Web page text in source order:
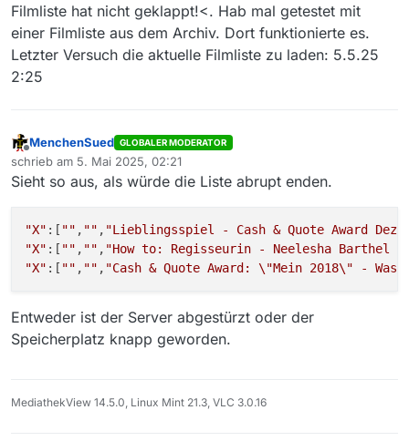
Filmliste hat nicht geklappt!<. Hab mal getestet mit
einer Filmliste aus dem Archiv. Dort funktionierte es.
Letzter Versuch die aktuelle Filmliste zu laden: 5.5.25
2:25
Offline
MenchenSued GLOBALER MODERATOR
schrieb am 5. Mai 2025, 02:21
zuletzt editiert von
Sieht so aus, als würde die Liste abrupt enden.
"X" :[ "" , "" , "Lieblingsspiel - Cash & Quote Award
"X" :[ "" , "" , "How to: Regisseurin - Neelesha Barthel -
"X" :[ "" , "" , "Cash & Quote Award: \"Mein 2018\" - Was
Entweder ist der Server abgestürzt oder der
Speicherplatz knapp geworden.
MediathekView 14.5.0, Linux Mint 21.3, VLC 3.0.16